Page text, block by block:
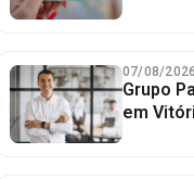
07/08/2026
Grupo
em